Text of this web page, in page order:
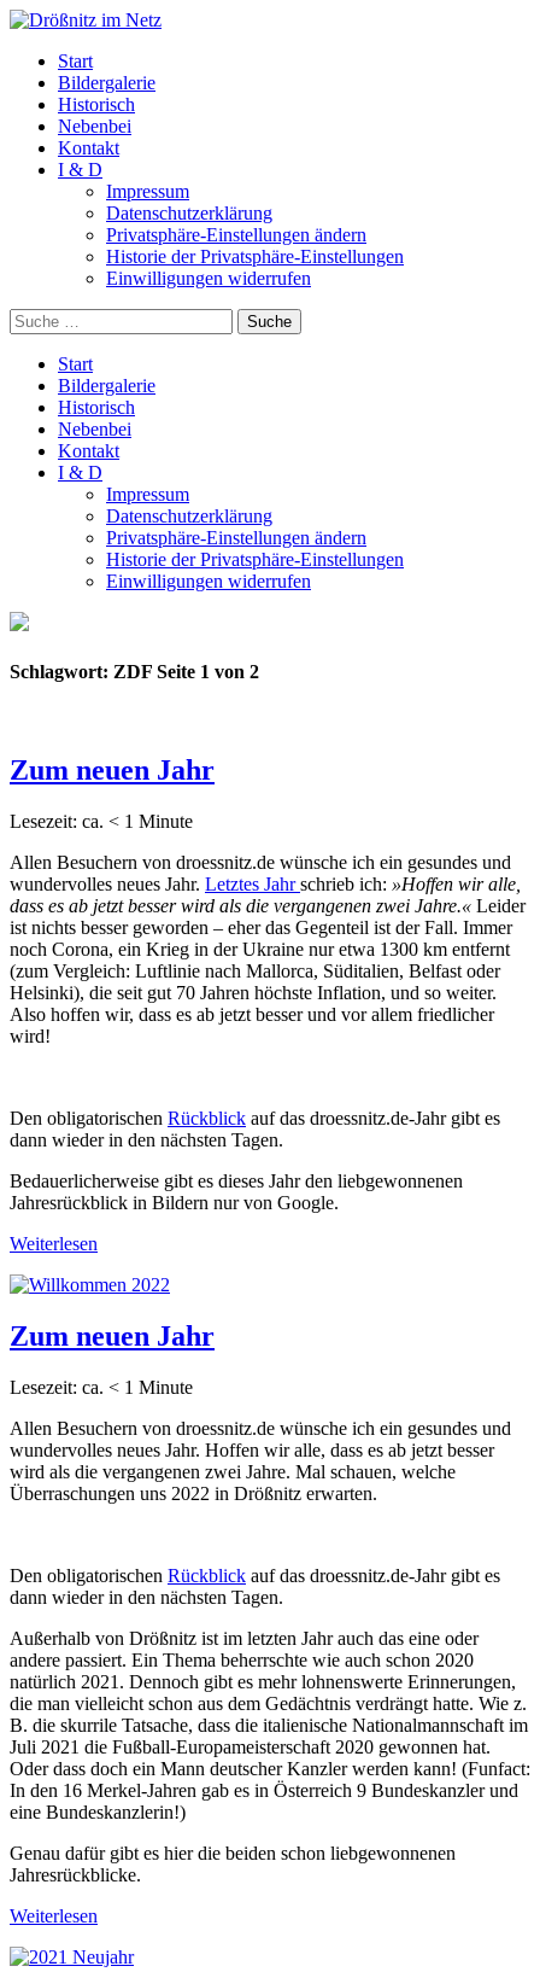
Start
Bildergalerie
Historisch
Nebenbei
Kontakt
I & D
Impressum
Datenschutzerklärung
Privatsphäre-Einstellungen ändern
Historie der Privatsphäre-Einstellungen
Einwilligungen widerrufen
Suche
Start
Bildergalerie
Historisch
Nebenbei
Kontakt
I & D
Impressum
Datenschutzerklärung
Privatsphäre-Einstellungen ändern
Historie der Privatsphäre-Einstellungen
Einwilligungen widerrufen
Schlagwort: ZDF Seite 1 von 2
Zum neuen Jahr
Lesezeit: ca. < 1 Minute
Allen Besuchern von droessnitz.de wünsche ich ein gesundes und
wundervolles neues Jahr. Letztes Jahrschrieb ich: »Hoffen wir alle,
dass es ab jetzt besser wird als die vergangenen zwei Jahre.« Leider
ist nichts besser geworden – eher das Gegenteil ist der Fall. Immer
noch Corona, ein Krieg in der Ukraine nur etwa 1300 km entfernt
(zum Vergleich: Luftlinie nach Mallorca, Süditalien, Belfast oder
Helsinki), die seit gut 70 Jahren höchste Inflation, und so weiter.
Also hoffen wir, dass es ab jetzt besser und vor allem friedlicher
wird!
Den obligatorischen Rückblick auf das droessnitz.de-Jahr gibt es
dann wieder in den nächsten Tagen.
Bedauerlicherweise gibt es dieses Jahr den liebgewonnenen
Jahresrückblick in Bildern nur von Google.
Weiterlesen
Zum neuen Jahr
Lesezeit: ca. < 1 Minute
Allen Besuchern von droessnitz.de wünsche ich ein gesundes und
wundervolles neues Jahr. Hoffen wir alle, dass es ab jetzt besser
wird als die vergangenen zwei Jahre. Mal schauen, welche
Überraschungen uns 2022 in Drößnitz erwarten.
Den obligatorischen Rückblick auf das droessnitz.de-Jahr gibt es
dann wieder in den nächsten Tagen.
Außerhalb von Drößnitz ist im letzten Jahr auch das eine oder
andere passiert. Ein Thema beherrschte wie auch schon 2020
natürlich 2021. Dennoch gibt es mehr lohnenswerte Erinnerungen,
die man vielleicht schon aus dem Gedächtnis verdrängt hatte. Wie z.
B. die skurrile Tatsache, dass die italienische Nationalmannschaft im
Juli 2021 die Fußball-Europameisterschaft 2020 gewonnen hat.
Oder dass doch ein Mann deutscher Kanzler werden kann! (Funfact:
In den 16 Merkel-Jahren gab es in Österreich 9 Bundeskanzler und
eine Bundeskanzlerin!)
Genau dafür gibt es hier die beiden schon liebgewonnenen
Jahresrückblicke.
Weiterlesen